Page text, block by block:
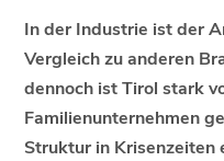
In der Industrie ist der
Vergleich zu anderen
dennoch ist Tirol stark
Familienunternehmen
Struktur in